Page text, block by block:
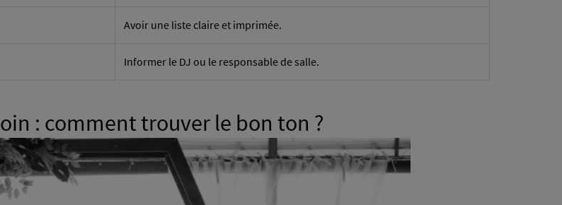
Avoir une liste claire et imprimée.
Informer le DJ ou le responsable de salle.
: comment trouver le bon ton ?